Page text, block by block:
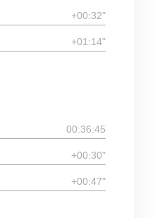
+00:32"
+01:14"
00:36:45
+00:30"
+00:47"